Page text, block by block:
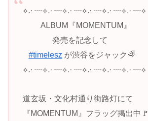
⟡.· ┈⟡.· ┈⟡.· ┈⟡.· ┈⟡.· ┈⟡.· ┈⟡
⠀⠀⠀ALBUM『MOMENTUM』
⠀⠀⠀⠀⠀発売を記念して
#timelesz が渋谷をジャック🌈
⟡.· ┈⟡.· ┈⟡.· ┈⟡.· ┈⟡.· ┈⟡.· ┈⟡
道玄坂・文化村通り街路灯にて
『MOMENTUM』フラッグ掲出中🚩